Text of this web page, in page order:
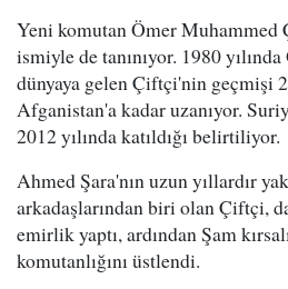
Yeni komutan Ömer
ismiyle de tanınıyor. 1980
dünyaya gelen Çiftçi'nin geçmişi
Afganistan'a kadar uzanıyor.
2012 yılında katıldığı belirtiliyor.
Ahmed Şara'nın uzun yıllardır
arkadaşlarından biri olan Çiftçi,
emirlik yaptı, ardından Şam
komutanlığını üstlendi.